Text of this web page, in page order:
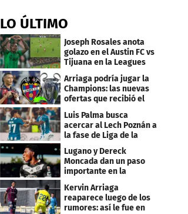
LO ÚLTIMO
Joseph Rosales anota
golazo en el Austin FC vs
Tijuana en la Leagues
Cup
Arriaga podría jugar la
Champions: las nuevas
ofertas que recibió el
Levante
Luis Palma busca
acercar al Lech Poznán a
la fase de Liga de la
Lugano y Dereck
Moncada dan un paso
importante en la
Conference League
Kervin Arriaga
reaparece luego de los
rumores: así le fue en